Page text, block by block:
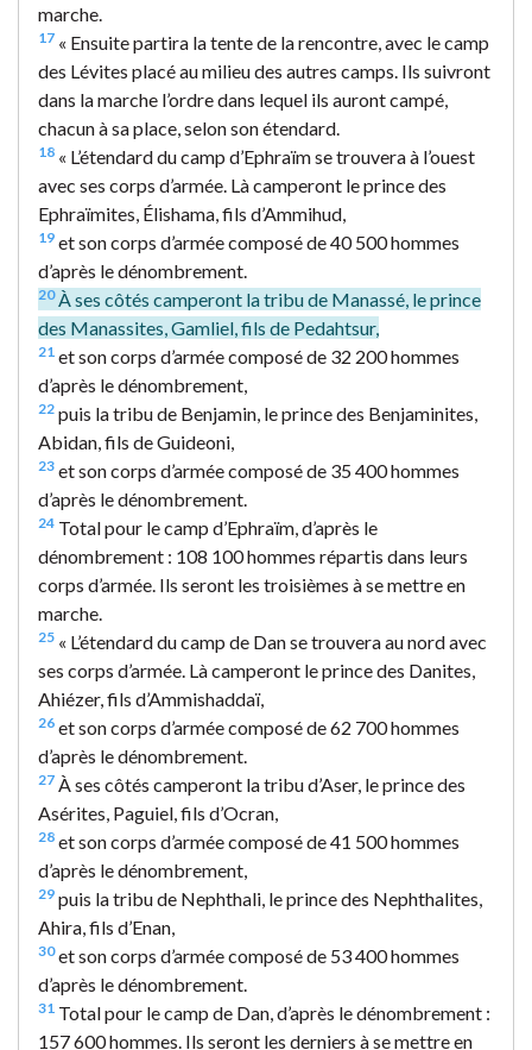
marche.
17 « Ensuite partira la tente de la rencontre, avec le camp
des Lévites placé au milieu des autres camps. Ils suivront
dans la marche l’ordre dans lequel ils auront campé,
chacun à sa place, selon son étendard.
18 « L’étendard du camp d’Ephraïm se trouvera à l’ouest
avec ses corps d’armée. Là camperont le prince des
Ephraïmites, Élishama, fils d’Ammihud,
19 et son corps d’armée composé de 40 500 hommes
d’après le dénombrement.
20À ses côtés camperont la tribu de Manassé, le prince
des Manassites, Gamliel, fils de Pedahtsur,
21 et son corps d’armée composé de 32 200 hommes
d’après le dénombrement,
22 puis la tribu de Benjamin, le prince des Benjaminites,
Abidan, fils de Guideoni,
23 et son corps d’armée composé de 35 400 hommes
d’après le dénombrement.
24 Total pour le camp d’Ephraïm, d’après le
dénombrement : 108 100 hommes répartis dans leurs
corps d’armée. Ils seront les troisièmes à se mettre en
marche.
25 « L’étendard du camp de Dan se trouvera au nord avec
ses corps d’armée. Là camperont le prince des Danites,
Ahiézer, fils d’Ammishaddaï,
26 et son corps d’armée composé de 62 700 hommes
d’après le dénombrement.
27 À ses côtés camperont la tribu d’Aser, le prince des
Asérites, Paguiel, fils d’Ocran,
28 et son corps d’armée composé de 41 500 hommes
d’après le dénombrement,
29 puis la tribu de Nephthali, le prince des Nephthalites,
Ahira, fils d’Enan,
30et son corps d’armée composé de 53 400 hommes
d’après le dénombrement.
31 Total pour le camp de Dan, d’après le dénombrement :
157 600 hommes. Ils seront les derniers à se mettre en